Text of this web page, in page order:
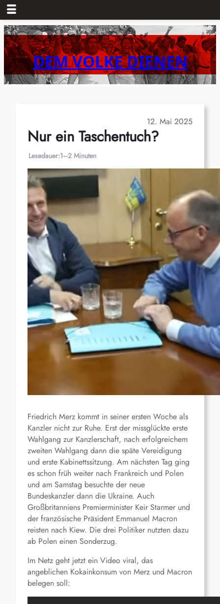
Zum
Inhalt
springenDEM VOLKE DIENEN
12. Mai 2025
Nur ein Taschentuch?
Lesedauer:1–2 Minuten
Friedrich Merz kommt in seiner ersten Woche als
Kanzler nicht zur Ruhe. Erst der missglückte erste
Wahlgang zur Kanzlerschaft, nach erfolgreichem
zweiten Wahlgang dann die späte Vereidigung
und erste Kabinettssitzung. Am nächsten Tag ging
es schon früh weiter nach Frankreich und Polen
und am Samstag besuchte der neue
Bundeskanzler dann die Ukraine. Auch
Großbritanniens Premierminister Keir Starmer und
der französische Präsident Emmanuel Macron
reisten nach Kiew. Die drei Politiker nutzten dazu
ab Polen einen Sonderzug.
Im Netz geht jetzt ein Video viral, das
angeblichen Kokainkonsum von Merz und Macron
belegen soll: